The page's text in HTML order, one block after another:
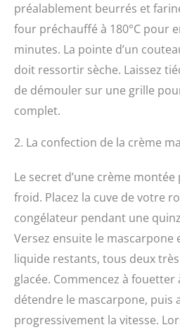
préalablement beurrés et
four préchauffé à 180°C pour
minutes. La pointe d’un
doit ressortir sèche. Laissez
de démouler sur une grille
complet.
2. La confection de la crème
Le secret d’une crème
froid. Placez la cuve de votre
congélateur pendant une
Versez ensuite le mascarpone
liquide restants, tous deux
glacée. Commencez à
détendre le mascarpone, puis
progressivement la vitesse.